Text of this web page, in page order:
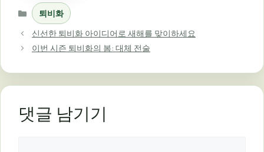
카
테
고
리
퇴비화
신선한 퇴비화 아이디어로 새해를 맞이하세요
이번 시즌 퇴비화의 봄: 대체 전술
댓글 남기기